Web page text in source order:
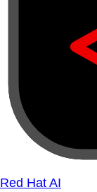
Red Hat AI